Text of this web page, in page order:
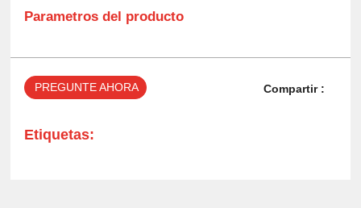
Parametros del producto
PREGUNTE AHORA Compartir :
Etiquetas: